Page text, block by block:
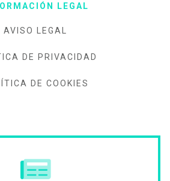
LEGAL
AVISO LEGAL
DE PRIVACIDAD
DE COOKIES